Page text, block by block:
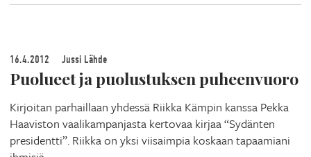
16.4.2012 Jussi Lähde
Puolueet ja puolustuksen puheenvuoro
Kirjoitan parhaillaan yhdessä Riikka Kämpin kanssa Pekka
Haaviston vaalikampanjasta kertovaa kirjaa “Sydänten
presidentti”. Riikka on yksi viisaimpia koskaan tapaamiani